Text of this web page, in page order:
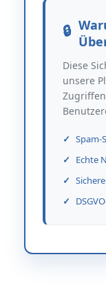
Diese
unsere
Spam-
Echte